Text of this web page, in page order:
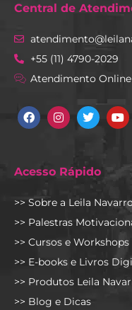
Central de
+55 (11) 4790-2029
Atendimento Online
FacebookInstagramTwitter
Acesso Rápido
>> Sobre a Leila
>> Palestras
>> Cursos e Workshops
>> E-books e Livros
>> Produtos Leila
>> Blog e Dicas